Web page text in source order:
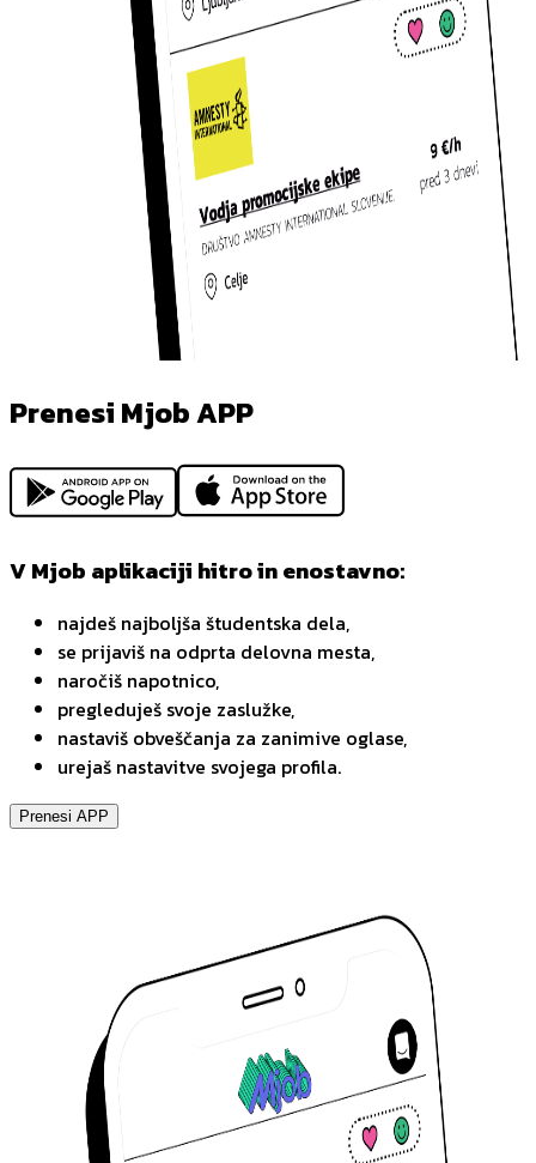
Prenesi Mjob APP
V Mjob aplikaciji hitro in enostavno:
najdeš najboljša študentska dela,
se prijaviš na odprta delovna mesta,
naročiš napotnico,
pregleduješ svoje zaslužke,
nastaviš obveščanja za zanimive oglase,
urejaš nastavitve svojega profila.
Prenesi APP